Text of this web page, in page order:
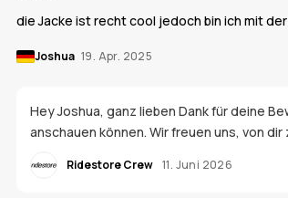
die Jacke ist recht cool jedoch bin ich mit
Joshua 19. Apr. 2025
Hey Joshua, ganz lieben Dank für deine
anschauen können. Wir freuen uns, von dir
Ridestore Crew 11. Juni 2026